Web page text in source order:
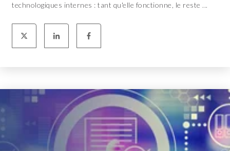
technologiques internes : tant qu'elle fonctionne, le reste ...